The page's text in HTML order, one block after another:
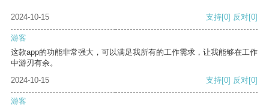
2024-10-15 支持[0] 反对[0]
游客
这款app的功能非常强大，可以满足我所有的工作需求，让我能够在工作
中游刃有余。
2024-10-15
支持[0] 反对[0]
游客